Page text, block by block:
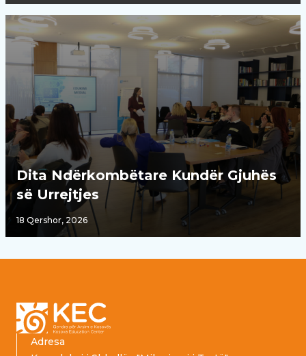
Dita Ndërkombëtare Kundër Gjuhës
së Urrejtjes
18 Qershor, 2026
Adresa